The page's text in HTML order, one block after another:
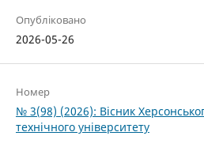
Опубліковано
2026-05-26
Номер
№ 3(98) (2026): Вісник
технічного університету